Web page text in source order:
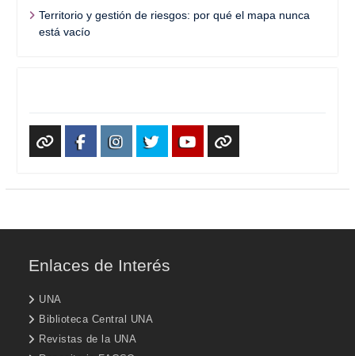
Territorio y gestión de riesgos: por qué el mapa nunca
está vacío
Enlaces de Interés
UNA
Biblioteca Central UNA
Revistas de la UNA